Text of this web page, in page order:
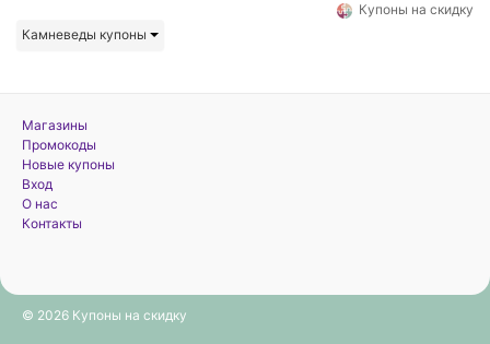
Купоны на скидку
Камневеды купоны
Магазины
Промокоды
Новые купоны
Вход
О нас
Контакты
© 2026 Купоны на скидку